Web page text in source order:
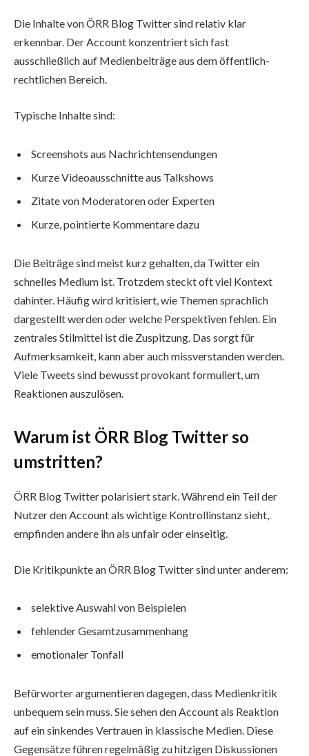
Die Inhalte von ÖRR Blog Twitter sind relativ klar
erkennbar. Der Account konzentriert sich fast
ausschließlich auf Medienbeiträge aus dem öffentlich-
rechtlichen Bereich.
Typische Inhalte sind:
Screenshots aus Nachrichtensendungen
Kurze Videoausschnitte aus Talkshows
Zitate von Moderatoren oder Experten
Kurze, pointierte Kommentare dazu
Die Beiträge sind meist kurz gehalten, da Twitter ein
schnelles Medium ist. Trotzdem steckt oft viel Kontext
dahinter. Häufig wird kritisiert, wie Themen sprachlich
dargestellt werden oder welche Perspektiven fehlen. Ein
zentrales Stilmittel ist die Zuspitzung. Das sorgt für
Aufmerksamkeit, kann aber auch missverstanden werden.
Viele Tweets sind bewusst provokant formuliert, um
Reaktionen auszulösen.
Warum ist ÖRR Blog Twitter so
umstritten?
ÖRR Blog Twitter polarisiert stark. Während ein Teil der
Nutzer den Account als wichtige Kontrollinstanz sieht,
empfinden andere ihn als unfair oder einseitig.
Die Kritikpunkte an ÖRR Blog Twitter sind unter anderem:
selektive Auswahl von Beispielen
fehlender Gesamtzusammenhang
emotionaler Tonfall
Befürworter argumentieren dagegen, dass Medienkritik
unbequem sein muss. Sie sehen den Account als Reaktion
auf ein sinkendes Vertrauen in klassische Medien. Diese
Gegensätze führen regelmäßig zu hitzigen Diskussionen